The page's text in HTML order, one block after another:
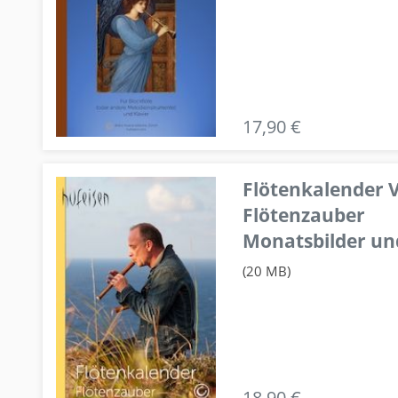
17,90 €
Flötenkalender
Flötenzauber
Monatsbilder
(20 MB)